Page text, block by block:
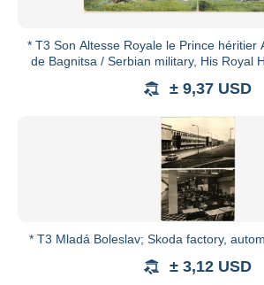
* T3 Son Altesse Royale le Prince héritier
de Bagnitsa / Serbian military, His Royal
± 9,37 USD
* T3 Mladá Boleslav; Skoda factory,
± 3,12 USD